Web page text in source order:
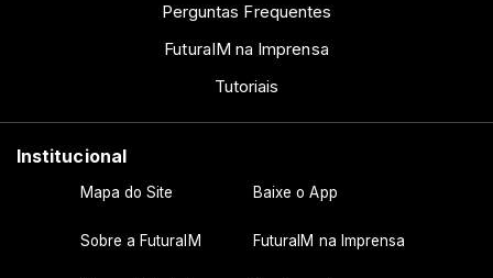
Perguntas Frequentes
FuturaIM na Imprensa
Tutoriais
Institucional
Mapa do Site Baixe o App
Sobre a FuturaIM FuturaIM na Imprensa